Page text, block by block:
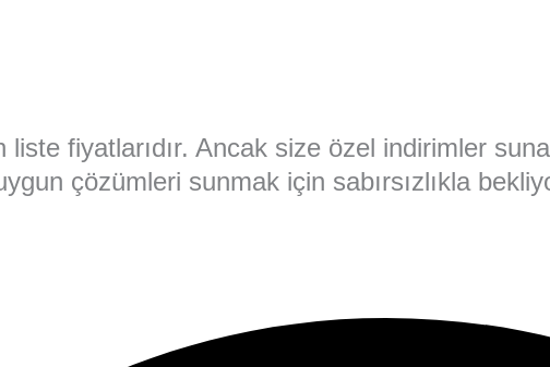
fiyatlarıdır. Ancak size özel indirimler
çözümleri sunmak için sabırsızlıkla